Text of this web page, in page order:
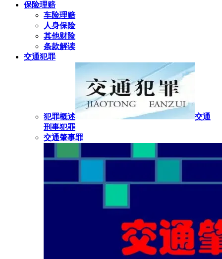
保险理赔
车险理赔
人身保险
其他财险
条款解读
交通犯罪
犯罪概述
交通
刑事犯罪
交通肇事罪